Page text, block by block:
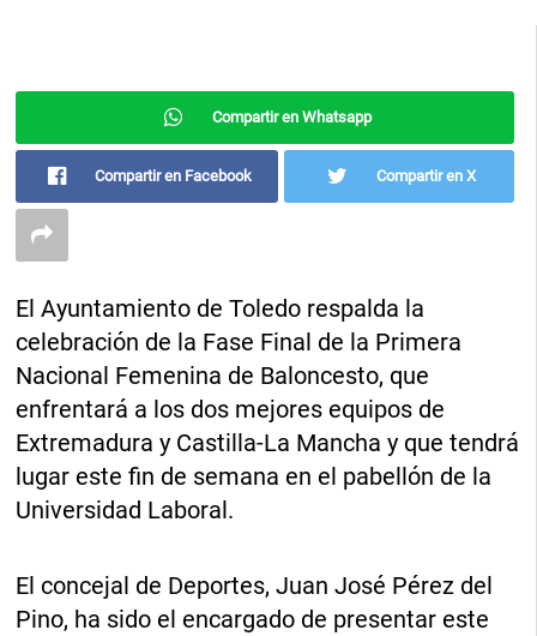
Compartir en Whatsapp
Compartir en Facebook Compartir en X
El Ayuntamiento de Toledo respalda la
celebración de la Fase Final de la Primera
Nacional Femenina de Baloncesto, que
enfrentará a los dos mejores equipos de
Extremadura y Castilla-La Mancha y que tendrá
lugar este fin de semana en el pabellón de la
Universidad Laboral.
El concejal de Deportes, Juan José Pérez del
Pino, ha sido el encargado de presentar este